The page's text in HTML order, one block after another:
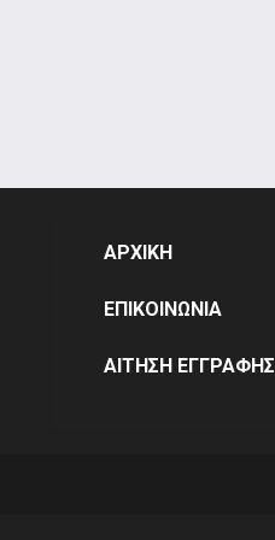
ΑΡΧΙΚΗ
ΕΠΙΚΟΙΝΩΝΙΑ
ΑΙΤΗΣΗ ΕΓΓΡΑΦΗΣ